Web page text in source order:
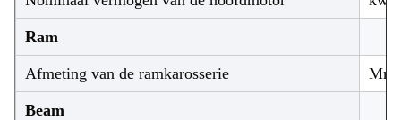
Ram
Afmeting van de ramkarosserie
Beam